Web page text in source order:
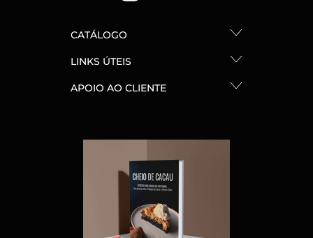
CATÁLOGO
LINKS ÚTEIS
APOIO AO CLIENTE